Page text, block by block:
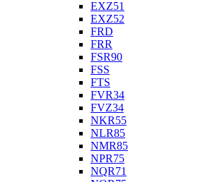
EXZ51
EXZ52
FRD
FRR
FSR90
FSS
FTS
FVR34
FVZ34
NKR55
NLR85
NMR85
NPR75
NQR71